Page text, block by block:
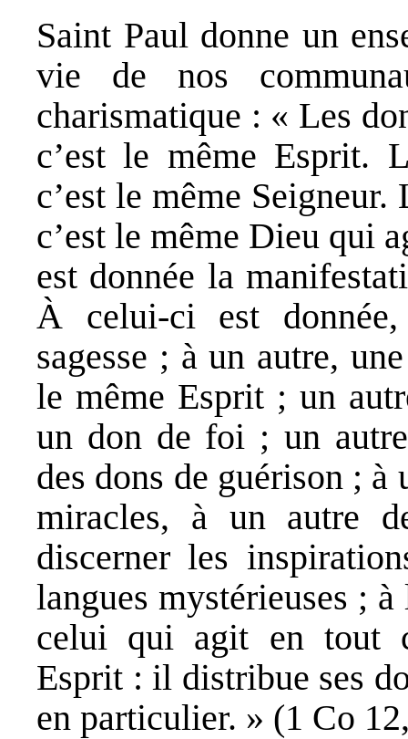
Saint Paul donne un
vie de nos
charismatique : « Les
c’est le même Esprit.
c’est le même
c’est le même Dieu qui
est donnée la
À celui-ci est
sagesse ; à un autre,
le même Esprit ; un
un don de foi ; un
des dons de guérison ; à
miracles, à un autre
discerner les
langues mystérieuses ;
celui qui agit en tout
Esprit : il distribue ses
en particulier. » (1 Co